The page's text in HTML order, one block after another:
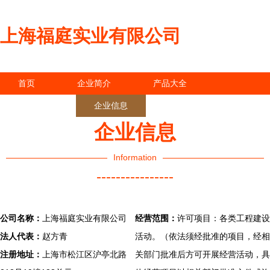
上海福庭实业有限公司
首页 企业简介 产品大全
企业信息
企业信息
Information
----------------
公司名称：
上海福庭实业有限公司
法人代表： 赵方青
注册地址：
上海市松江区沪亭北路
经营范围： 许可项目：各类工程建设
活动。（依法须经批准的项目，经相
关部门批准后方可开展经营活动，具